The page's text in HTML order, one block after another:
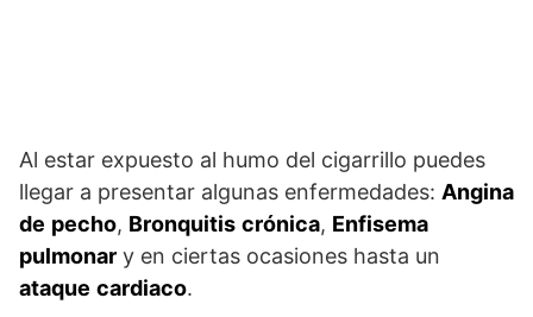
Al estar expuesto al humo del cigarrillo puedes
llegar a presentar algunas enfermedades: Angina
de pecho, Bronquitis crónica, Enfisema
pulmonar y en ciertas ocasiones hasta un
ataque cardiaco.